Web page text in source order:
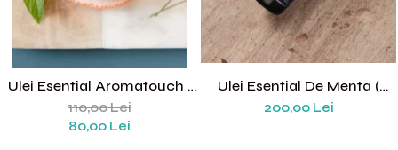
Ulei Esential Aromatouch (
Pentru Masaj) 5 Ml
110,00 Lei
80,00 Lei
Ulei Esential De Menta (
Peppermint)
200,00 Lei